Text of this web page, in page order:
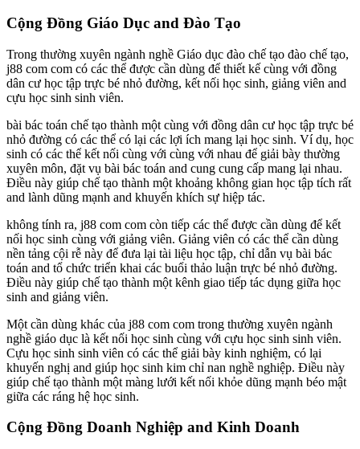
Cộng Đồng Giáo Dục and Đào Tạo
Trong thường xuyên ngành nghề Giáo dục đào chế tạo đào chế tạo,
j88 com com có các thể được cần dùng để thiết kế cùng với đồng
dân cư học tập trực bé nhỏ đường, kết nối học sinh, giảng viên and
cựu học sinh sinh viên.
bài bác toán chế tạo thành một cùng với đồng dân cư học tập trực bé
nhỏ đường có các thể có lại các lợi ích mang lại học sinh. Ví dụ, học
sinh có các thể kết nối cùng với cùng với nhau để giải bày thường
xuyên môn, đặt vụ bài bác toán and cung cung cấp mang lại nhau.
Điều này giúp chế tạo thành một khoảng không gian học tập tích rất
and lành dũng mạnh and khuyến khích sự hiệp tác.
không tính ra, j88 com com còn tiếp các thể được cần dùng để kết
nối học sinh cùng với giảng viên. Giảng viên có các thể cần dùng
nền tảng cội rễ này để đưa lại tài liệu học tập, chỉ dẫn vụ bài bác
toán and tổ chức triển khai các buổi thảo luận trực bé nhỏ đường.
Điều này giúp chế tạo thành một kênh giao tiếp tác dụng giữa học
sinh and giảng viên.
Một cần dùng khác của j88 com com trong thường xuyên ngành
nghề giáo dục là kết nối học sinh cùng với cựu học sinh sinh viên.
Cựu học sinh sinh viên có các thể giải bày kinh nghiệm, có lại
khuyến nghị and giúp học sinh kim chỉ nan nghề nghiệp. Điều này
giúp chế tạo thành một màng lưới kết nối khỏe dũng mạnh béo mật
giữa các ráng hệ học sinh.
Cộng Đồng Doanh Nghiệp and Kinh Doanh